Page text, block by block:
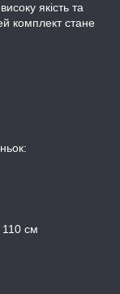
якість та
комплект стане
110 см